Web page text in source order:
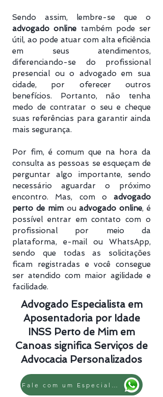
Sendo assim, lembre-se que o
advogado online também pode ser
útil, ao pode atuar com alta eficiência
em seus atendimentos,
diferenciando-se do profissional
presencial ou o advogado em sua
cidade, por oferecer outros
benefícios. Portanto, não tenha
medo de contratar o seu e cheque
suas referências para garantir ainda
mais segurança.
Por fim, é comum que na hora da
consulta as pessoas se esqueçam de
perguntar algo importante, sendo
necessário aguardar o próximo
encontro. Mas, com o advogado
perto de mim ouadvogado online, é
possível entrar em contato com o
profissional por meio da
plataforma, e-mail ou WhatsApp,
sendo que todas as solicitações
ficam registradas e você consegue
ser atendido com maior agilidade e
facilidade.
Advogado Especialista em
Aposentadoria por Idade
INSS Perto de Mim em
Canoas significa Serviços de
Advocacia Personalizados